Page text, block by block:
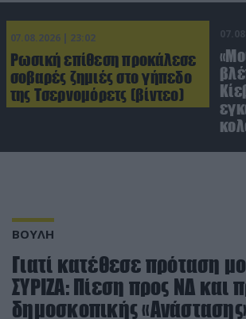
07.08.2026 | 23:02
Ρωσική επίθεση προκάλεσε
σοβαρές ζημιές στο γήπεδο
της Τσερνομόρετς (βίντεο)
ΒΟΥΛΗ
Γιατί κατέθεσε πρόταση
ΣΥΡΙΖΑ: Πίεση προς ΝΔ και
δημοσκοπικής